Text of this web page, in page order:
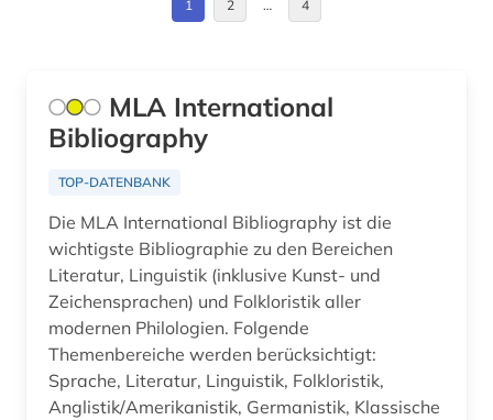
italianistik (3)
italienisch (2)
kirchengeschichte (1)
klassische philologie (1)
kognition (1)
kommunikationswissenschaft (5)
1 2 … 4
MLA International
Bibliography
TOP-DATENBANK
Die MLA International Bibliography ist die
wichtigste Bibliographie zu den Bereichen
Literatur, Linguistik (inklusive Kunst- und
Zeichensprachen) und Folkloristik aller
modernen Philologien. Folgende
Themenbereiche werden berücksichtigt:
Sprache, Literatur, Linguistik, Folkloristik,
Anglistik/Amerikanistik, Germanistik, Klassische